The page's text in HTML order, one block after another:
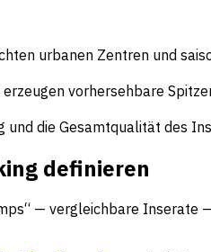
urbanen Zentren und
vorhersehbare
und die Gesamtqualität des
definieren
— vergleichbare Inserate